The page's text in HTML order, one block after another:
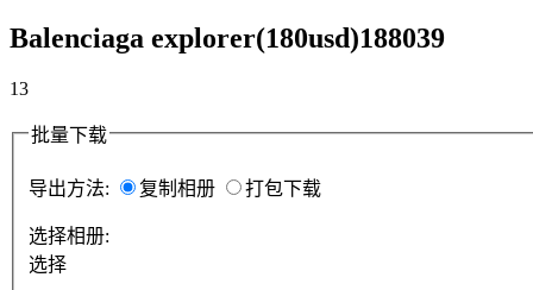
Balenciaga explorer(180usd)188039
13
批量下载
导出方法: 复制相册 打包下载
选择相册:
选择